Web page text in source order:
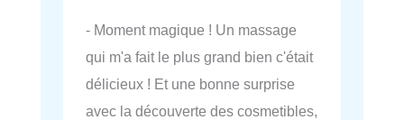
- Moment magique ! Un massage
qui m'a fait le plus grand bien c'était
délicieux ! Et une bonne surprise
avec la découverte des cosmetibles,